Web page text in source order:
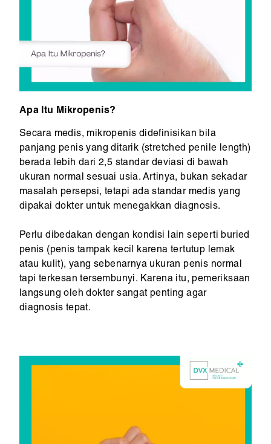
Apa Itu Mikropenis?
Secara medis, mikropenis didefinisikan bila
panjang penis yang ditarik (stretched penile length)
berada lebih dari 2,5 standar deviasi di bawah
ukuran normal sesuai usia. Artinya, bukan sekadar
masalah persepsi, tetapi ada standar medis yang
dipakai dokter untuk menegakkan diagnosis.
Perlu dibedakan dengan kondisi lain seperti buried
penis (penis tampak kecil karena tertutup lemak
atau kulit), yang sebenarnya ukuran penis normal
tapi terkesan tersembunyi. Karena itu, pemeriksaan
langsung oleh dokter sangat penting agar
diagnosis tepat.